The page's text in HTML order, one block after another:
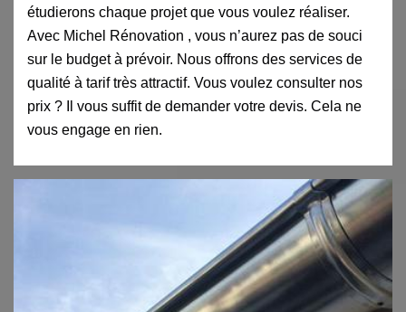
étudierons chaque projet que vous voulez réaliser.
Avec Michel Rénovation , vous n’aurez pas de souci
sur le budget à prévoir. Nous offrons des services de
qualité à tarif très attractif. Vous voulez consulter nos
prix ? Il vous suffit de demander votre devis. Cela ne
vous engage en rien.